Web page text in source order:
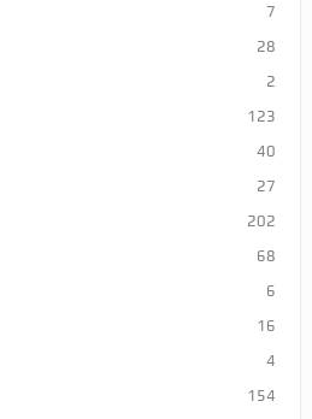
7
28
2
123
40
27
202
68
6
16
4
154